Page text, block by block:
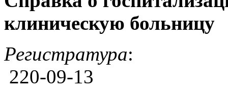
клиническую больницу
Регистратура:
220-09-13